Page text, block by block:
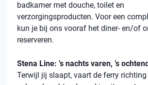
badkamer met douche, toilet en
verzorgingsproducten. Voor een
kun je bij ons vooraf het diner- en/of
reserveren.
Stena Line: ’s nachts varen, ’s
Terwijl jij slaapt, vaart de ferry richting